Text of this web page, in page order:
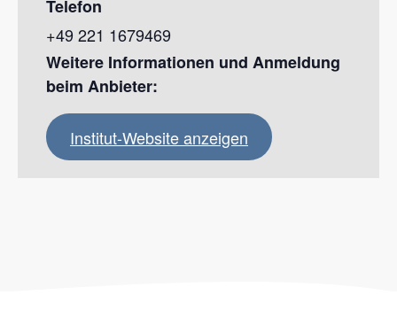
Telefon
+49 221 1679469
Institut-Website anzeigen